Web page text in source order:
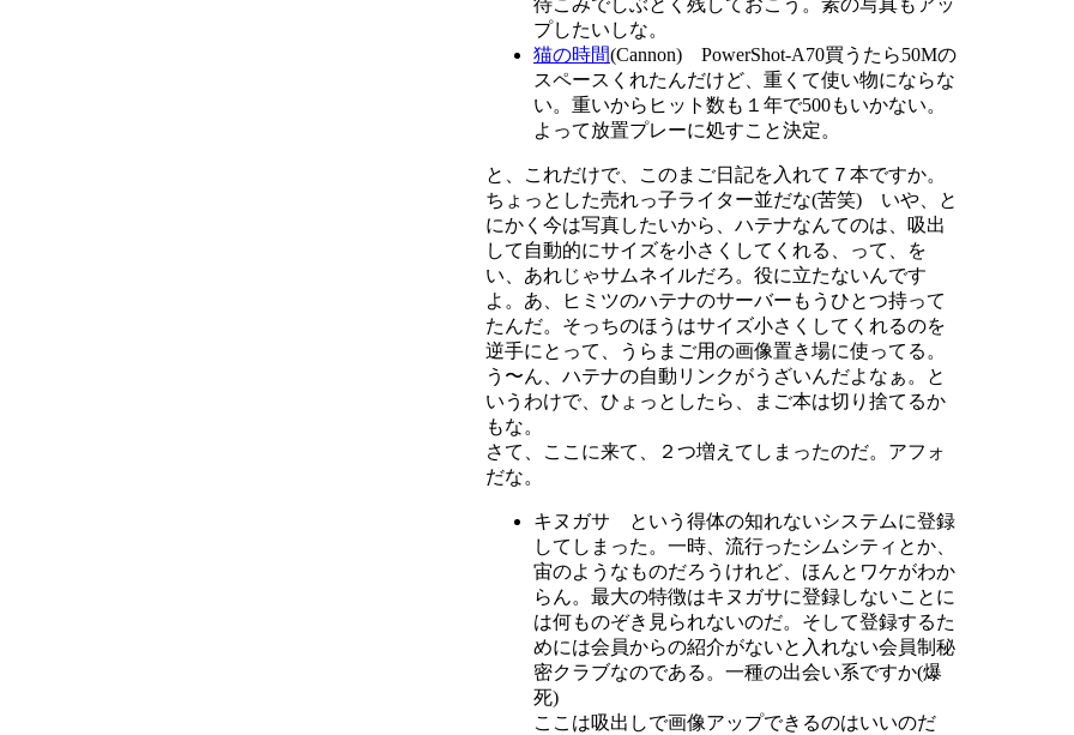
待こみでしぶとく残しておこう。素の写真もアッ
プしたいしな。
猫の時間(Cannon) PowerShot-A70買うたら50Mの
スペースくれたんだけど、重くて使い物にならな
い。重いからヒット数も１年で500もいかない。
よって放置プレーに処すこと決定。
と、これだけで、このまご日記を入れて７本ですか。
ちょっとした売れっ子ライター並だな(苦笑) いや、と
にかく今は写真したいから、ハテナなんてのは、吸出
して自動的にサイズを小さくしてくれる、って、を
い、あれじゃサムネイルだろ。役に立たないんです
よ。あ、ヒミツのハテナのサーバーもうひとつ持って
たんだ。そっちのほうはサイズ小さくしてくれるのを
逆手にとって、うらまご用の画像置き場に使ってる。
う〜ん、ハテナの自動リンクがうざいんだよなぁ。と
いうわけで、ひょっとしたら、まご本は切り捨てるか
もな。
さて、ここに来て、２つ増えてしまったのだ。アフォ
だな。
キヌガサ という得体の知れないシステムに登録
してしまった。一時、流行ったシムシティとか、
宙のようなものだろうけれど、ほんとワケがわか
らん。最大の特徴はキヌガサに登録しないことに
は何ものぞき見られないのだ。そして登録するた
めには会員からの紹介がないと入れない会員制秘
密クラブなのである。一種の出会い系ですか(爆
死)
ここは吸出しで画像アップできるのはいいのだ